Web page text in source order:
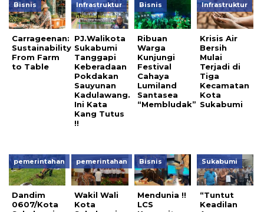
Bisnis
Carrageenan:
Sustainability
From Farm
to Table
Infrastruktur
PJ.Walikota
Sukabumi
Tanggapi
Keberadaan
Pokdakan
Sauyunan
Kadulawang.
Ini Kata
Kang Tutus
!!
Bisnis
Ribuan
Warga
Kunjungi
Festival
Cahaya
Lumiland
Santasea
“Membludak”
Infrastruktur
Krisis Air
Bersih
Mulai
Terjadi di
Tiga
Kecamatan
Kota
Sukabumi
pemerintahan
Dandim
0607/Kota
pemerintahan
Wakil Wali
Kota
Bisnis
Mendunia !!
LCS
Sukabumi
“Tuntut
Keadilan